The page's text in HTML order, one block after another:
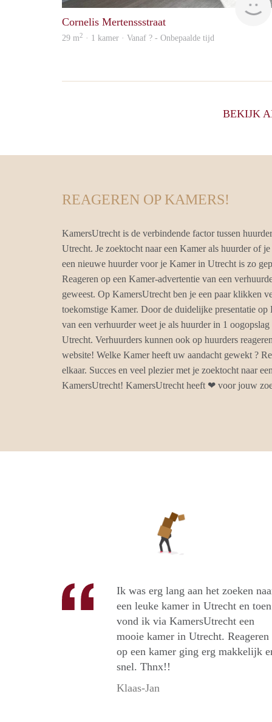
Cornelis Mertenssstraat
29 m2 · 1 kamer · Vanaf ? - Onbepaalde tijd
BEKIJK
REAGEREN OP KAMERS!
KamersUtrecht is de verbindende factor tussen
Utrecht. Je zoektocht naar een Kamer als huurder of
een nieuwe huurder voor je Kamer in Utrecht is zo
Reageren op een Kamer-advertentie van een
geweest. Op KamersUtrecht ben je een paar klikken
toekomstige Kamer. Door de duidelijke presentatie
van een verhuurder weet je als huurder in 1
Utrecht. Verhuurders kunnen ook op huurders
website! Welke Kamer heeft uw aandacht gewekt ?
elkaar. Succes en veel plezier met je zoektocht naar
KamersUtrecht! KamersUtrecht heeft ❤ voor jouw
Ik was erg lang aan het zoeken
een leuke kamer in Utrecht en toen
vond ik via KamersUtrecht een
mooie kamer in Utrecht. Reageren
op een kamer ging erg makkelijk
snel. Thnx!!
Klaas-Jan